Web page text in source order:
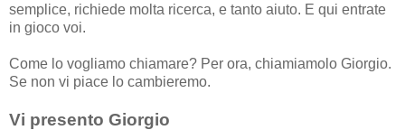
semplice, richiede molta ricerca, e tanto aiuto. E qui entrate
in gioco voi.
Come lo vogliamo chiamare? Per ora, chiamiamolo Giorgio.
Se non vi piace lo cambieremo.
Vi presento Giorgio